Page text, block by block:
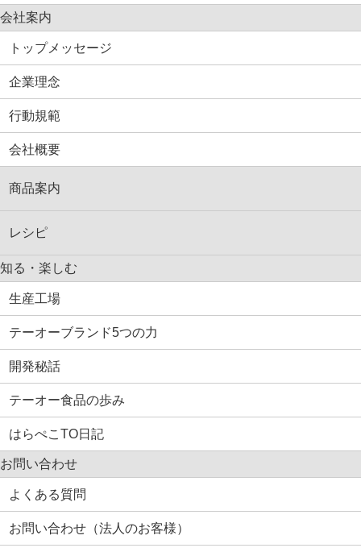
会社案内
トップメッセージ
企業理念
行動規範
会社概要
商品案内
レシピ
知る・楽しむ
生産工場
テーオーブランド5つの力
開発秘話
テーオー食品の歩み
はらぺこTO日記
お問い合わせ
よくある質問
お問い合わせ（法人のお客様）